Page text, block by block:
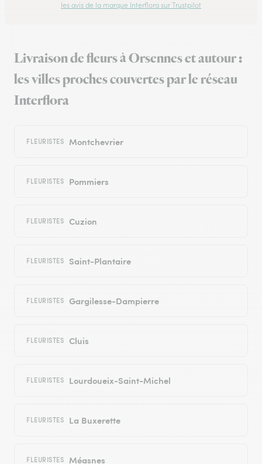
les avis de la marque Interflora sur Trustpilot
Livraison de fleurs à Orsennes et autour :
les villes proches couvertes par le réseau
Interflora
FLEURISTES Montchevrier
FLEURISTES Pommiers
FLEURISTES Cuzion
FLEURISTES Saint-Plantaire
FLEURISTES Gargilesse-Dampierre
FLEURISTES Cluis
FLEURISTES Lourdoueix-Saint-Michel
FLEURISTES La Buxerette
FLEURISTES Méasnes